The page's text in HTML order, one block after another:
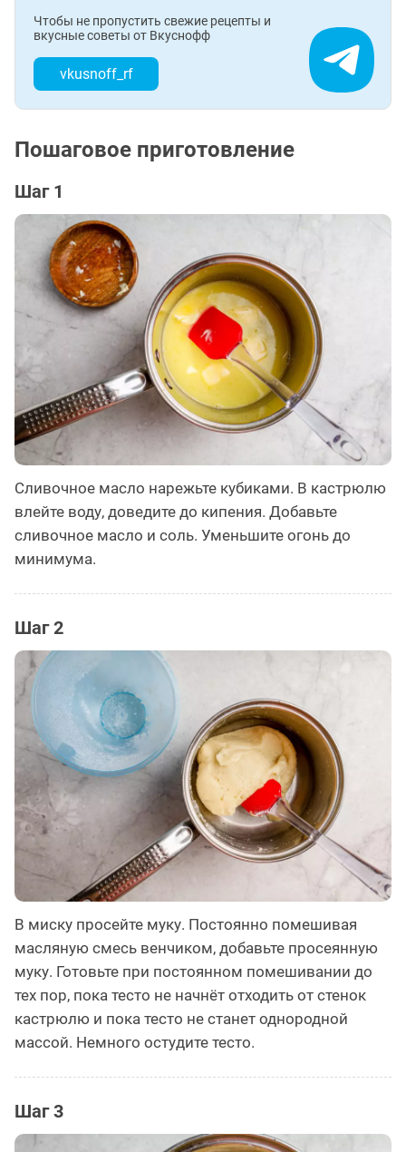
Чтобы не пропустить свежие рецепты и
вкусные советы от Вкуснофф
vkusnoff_rf
Пошаговое приготовление
Шаг 1
Сливочное масло нарежьте кубиками. В кастрюлю
влейте воду, доведите до кипения. Добавьте
сливочное масло и соль. Уменьшите огонь до
минимума.
Шаг 2
В миску просейте муку. Постоянно помешивая
масляную смесь венчиком, добавьте просеянную
муку. Готовьте при постоянном помешивании до
тех пор, пока тесто не начнёт отходить от стенок
кастрюлю и пока тесто не станет однородной
массой. Немного остудите тесто.
Шаг 3